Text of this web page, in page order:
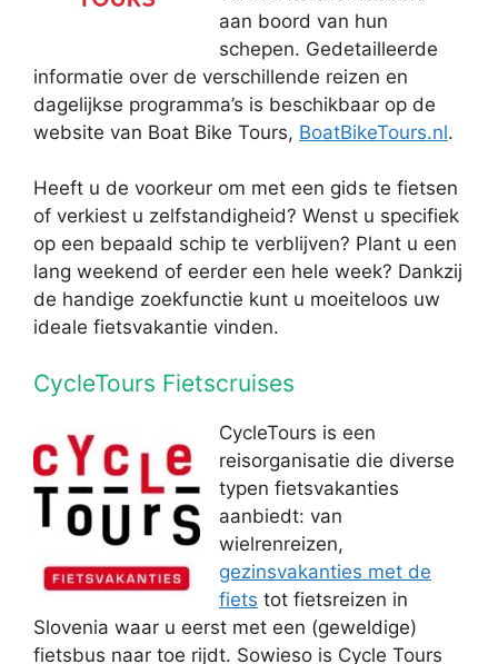
aan boord van hun
schepen. Gedetailleerde
informatie over de verschillende reizen en
dagelijkse programma’s is beschikbaar op de
website van Boat Bike Tours, BoatBikeTours.nl.
Heeft u de voorkeur om met een gids te fietsen
of verkiest u zelfstandigheid? Wenst u specifiek
op een bepaald schip te verblijven? Plant u een
lang weekend of eerder een hele week? Dankzij
de handige zoekfunctie kunt u moeiteloos uw
ideale fietsvakantie vinden.
CycleTours Fietscruises
CycleTours is een
reisorganisatie die diverse
typen fietsvakanties
aanbiedt: van
wielrenreizen,
gezinsvakanties met de
fiets tot fietsreizen in
Slovenia waar u eerst met een (geweldige)
fietsbus naar toe rijdt. Sowieso is Cycle Tours